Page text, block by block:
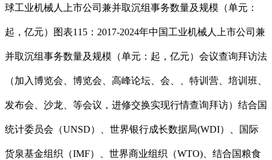
球工业机械人上市公司兼并取沉组事务数量及规模（单元：
起，亿元）图表115：2017-2024年中国工业机械人上市公司兼
并取沉组事务数量及规模（单元：起，亿元）会议查询拜访法
（加入博览会、博览会、高峰论坛、会、、特训营、培训班、
发布会、沙龙、等会议，进修交换实现行情查询拜访）结合国
统计委员会（UNSD）、世界银行成长数据局(WDI）、国际
货泉基金组织（IMF）、世界商业组织（WTO)、结合国粮食